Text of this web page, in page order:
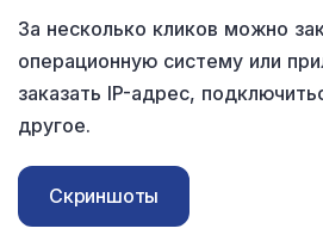
За несколько кликов можно
операционную систему или
заказать IP-адрес,
другое.
Скриншоты